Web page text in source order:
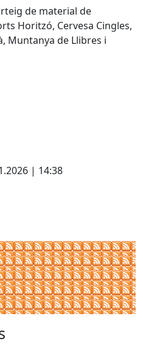
de material de
Horitzó, Cervesa Cingles,
Muntanya de Llibres i
| 14:38